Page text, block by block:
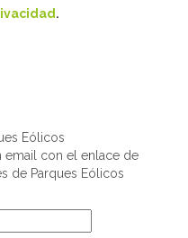
.
Eólicos
email con el enlace de
de Parques Eólicos